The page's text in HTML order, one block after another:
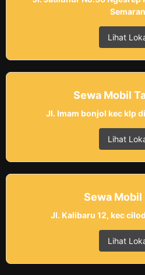
Lihat
Sewa Mobil
Jl. Imam bonjol kec klp
Lihat
Sewa Mobil
Jl. Kalibaru 12, kec
Lihat